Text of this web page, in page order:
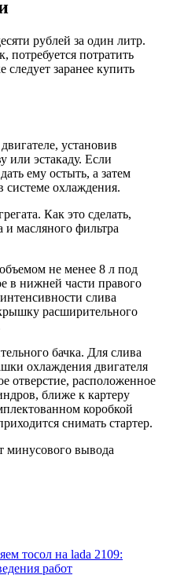
рублей за один литр.
потребуется потратить
заранее купить
установив
или эстакаду. Если
ему остыть, а затем
системе охлаждения.
Как это сделать,
и масляного фильтра
не менее 8 л под
в нижней части правого
слива
расширительного
бачка. Для слива
охлаждения двигателя
отверстие, расположенное
ближе к картеру
коробкой
снимать стартер.
минусового вывода
тосол на lada 2109:
работ